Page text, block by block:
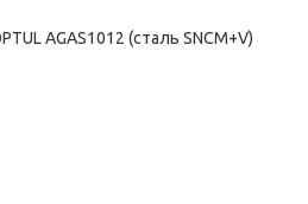
AGAS1012 (сталь SNCM+V)